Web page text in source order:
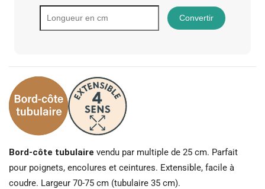
Convertir
Bord-côte tubulaire vendu par multiple de 25 cm. Parfait
pour poignets, encolures et ceintures. Extensible, facile à
coudre. Largeur 70-75 cm (tubulaire 35 cm).